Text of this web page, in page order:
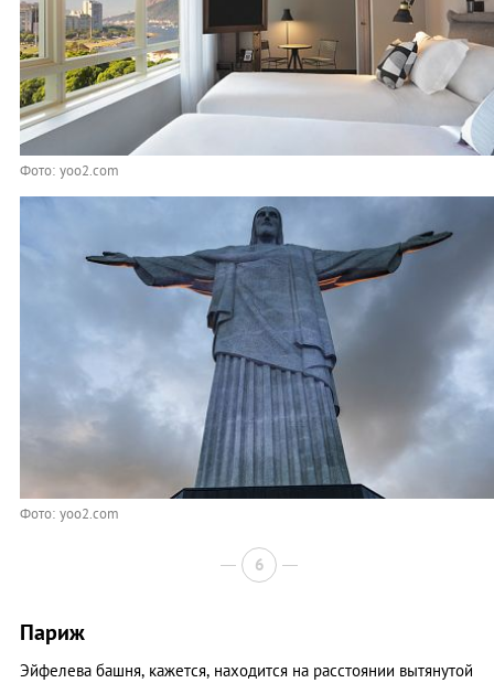
Фото: yoo2.com
Фото: yoo2.com
6
Париж
Эйфелева башня, кажется, находится на расстоянии вытянутой